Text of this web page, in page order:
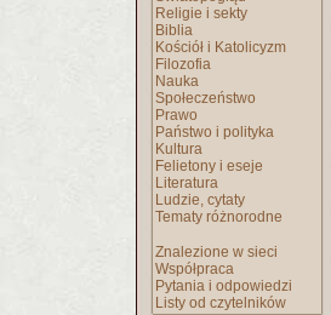
Religie i sekty
Biblia
Kościół i Katolicyzm
Filozofia
Nauka
Społeczeństwo
Prawo
Państwo i polityka
Kultura
Felietony i eseje
Literatura
Ludzie, cytaty
Tematy różnorodne
Znalezione w sieci
Współpraca
Pytania i odpowiedzi
Listy od czytelników